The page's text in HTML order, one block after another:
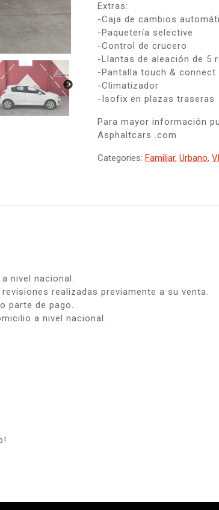
Extras:
-Caja de cambios
-Paquetería selective
-Control de crucero
-Llantas de aleación de 5
-Pantalla touch &
-Climatizador
-Isofix en plazas traseras
Para mayor información
Asphaltcars .com
Categories: Familiar,Urbano,
nivel nacional.
realizadas previamente a su venta.
parte de pago.
a nivel nacional.